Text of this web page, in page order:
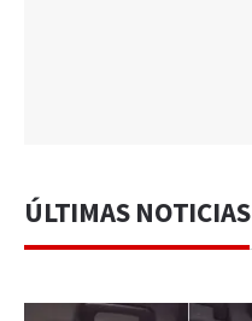
ÚLTIMAS NOTICIAS